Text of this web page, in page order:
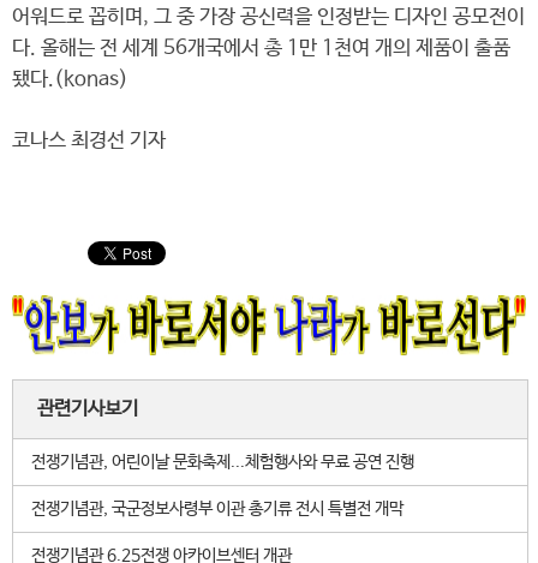
어워드로 꼽히며, 그 중 가장 공신력을 인정받는 디자인 공모전이
다. 올해는 전 세계 56개국에서 총 1만 1천여 개의 제품이 출품
됐다.(konas)
코나스 최경선 기자
관련기사보기
전쟁기념관, 어린이날 문화축제...체험행사와 무료 공연 진행
전쟁기념관, 국군정보사령부 이관 총기류 전시 특별전 개막
전쟁기념관 6.25전쟁 아카이브센터 개관